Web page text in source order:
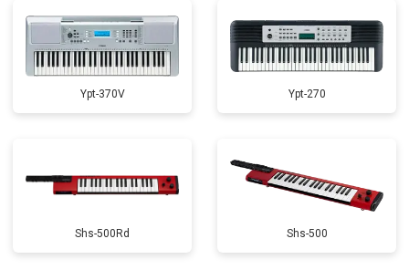
Ypt-370V Ypt-270
Shs-500Rd Shs-500